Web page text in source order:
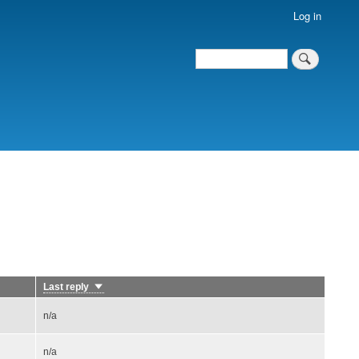
Log in
Search
Search
Last reply Sort
n/a
n/a